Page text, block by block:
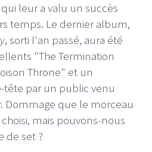
leur a valu un succès
temps. Le dernier album,
, sorti l'an passé, aura été
"The Termination
Throne" et un
tête par un public venu
Dommage que le morceau
mais pouvons-nous
de set ?